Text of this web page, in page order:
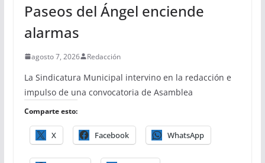
Paseos del Ángel enciende
alarmas
agosto 7, 2026 Redacción
La Sindicatura Municipal intervino en la redacción e
impulso de una convocatoria de Asamblea
Comparte esto:
X Facebook WhatsApp